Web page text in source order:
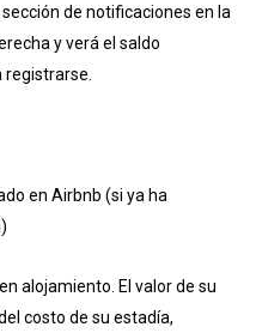
de notificaciones en la
y verá el saldo
en Airbnb (si ya ha
alojamiento. El valor de su
costo de su estadía,